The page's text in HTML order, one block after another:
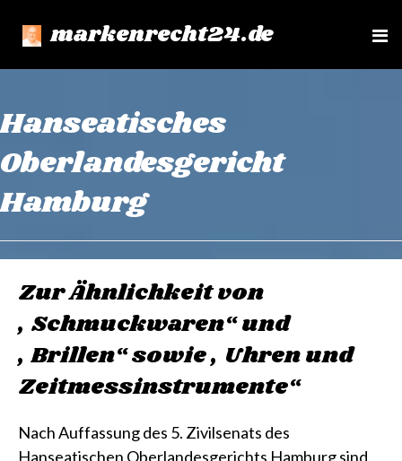
markenrecht24.de
e
Hanseatisches
Oberlandesgericht
Hamburg
Zur Ähnlichkeit von
„Schmuckwaren“ und
„Brillen“ sowie „Uhren und
Zeitmessinstrumente“
Nach Auffassung des 5. Zivilsenats des
Hanseatischen Oberlandesgerichts Hamburg sind